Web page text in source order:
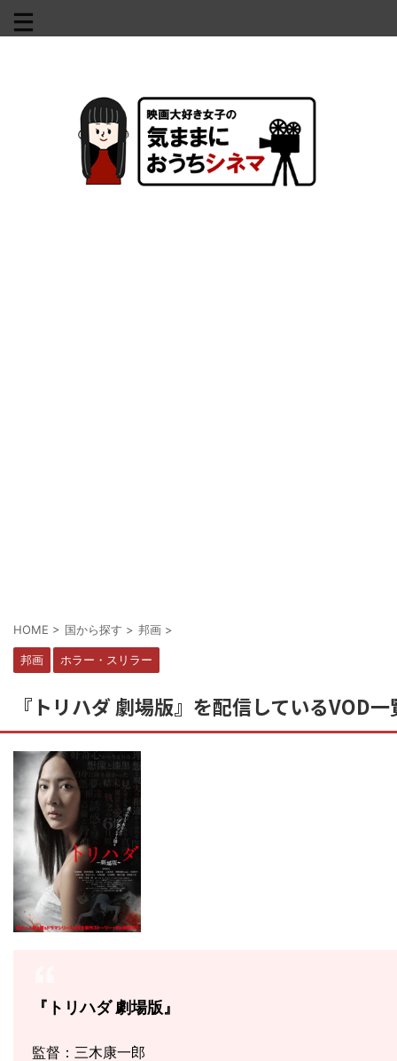
HOME > 国から探す > 邦画 >
邦画 ホラー・スリラー
『トリハダ 劇場版』を配信しているVOD一
『トリハダ 劇場版』
監督：三木康一郎